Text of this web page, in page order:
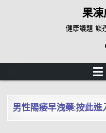
果凍
健康議題 談
男性陽痿早洩藥:按此進